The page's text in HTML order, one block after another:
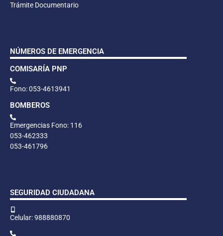
Trámite Documentario
NÚMEROS DE EMERGENCIA
COMISARÍA PNP
Fono: 053-4613941
BOMBEROS
Emergencias Fono: 116
053-462333
053-461796
SEGURIDAD CIUDADANA
Celular: 988880870